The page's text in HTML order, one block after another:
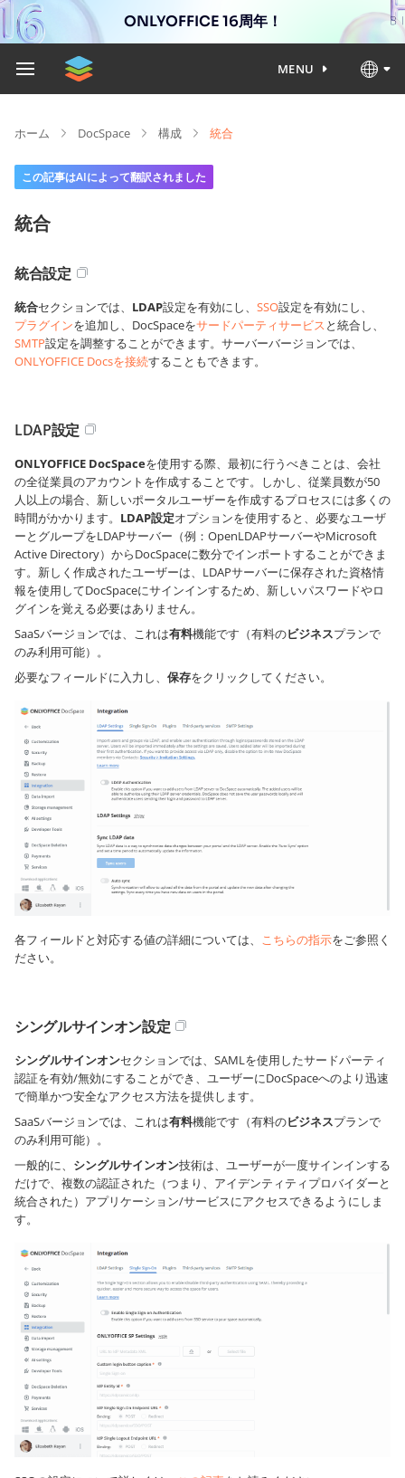
ONLYOFFICE 16周年！
MENU
ホーム DocSpace 構成 統合
この記事はAIによって翻訳されました
統合
統合設定
統合セクションでは、 LDAP設定を有効にし、 SSO設定を有効にし、
プラグインを追加し、DocSpaceをサードパーティサービスと統合し、
SMTP設定を調整することができます。サーバーバージョンでは、
ONLYOFFICE Docsを接続することもできます。
LDAP設定
ONLYOFFICE DocSpaceを使用する際、最初に行うべきことは、会社
の全従業員のアカウントを作成することです。しかし、従業員数が50
人以上の場合、新しいポータルユーザーを作成するプロセスには多くの
時間がかかります。 LDAP設定オプションを使用すると、必要なユーザ
ーとグループをLDAPサーバー（例：OpenLDAPサーバーやMicrosoft
Active Directory）からDocSpaceに数分でインポートすることができま
す。新しく作成されたユーザーは、LDAPサーバーに保存された資格情
報を使用してDocSpaceにサインインするため、新しいパスワードやロ
グインを覚える必要はありません。
SaaSバージョンでは、これは有料機能です（有料のビジネスプランで
のみ利用可能）。
必要なフィールドに入力し、 保存をクリックしてください。
各フィールドと対応する値の詳細については、 こちらの指示をご参照く
ださい。
シングルサインオン設定
シングルサインオンセクションでは、SAMLを使用したサードパーティ
認証を有効/無効にすることができ、ユーザーにDocSpaceへのより迅速
で簡単かつ安全なアクセス方法を提供します。
SaaSバージョンでは、これは有料機能です（有料のビジネスプランで
のみ利用可能）。
一般的に、 シングルサインオン技術は、ユーザーが一度サインインする
だけで、複数の認証された（つまり、アイデンティティプロバイダーと
統合された）アプリケーション/サービスにアクセスできるようにしま
す。